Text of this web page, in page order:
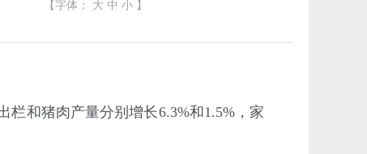
【字体： 大 中 小 】
栏和猪肉产量分别增长6.3%和1.5%，家